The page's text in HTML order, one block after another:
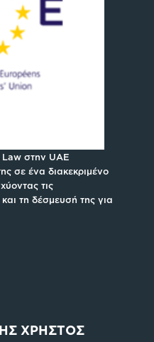
στην UAE
σε ένα διακεκριμένο
τις
τη δέσμευσή της για
ΧΡΗΣΤΟΣ